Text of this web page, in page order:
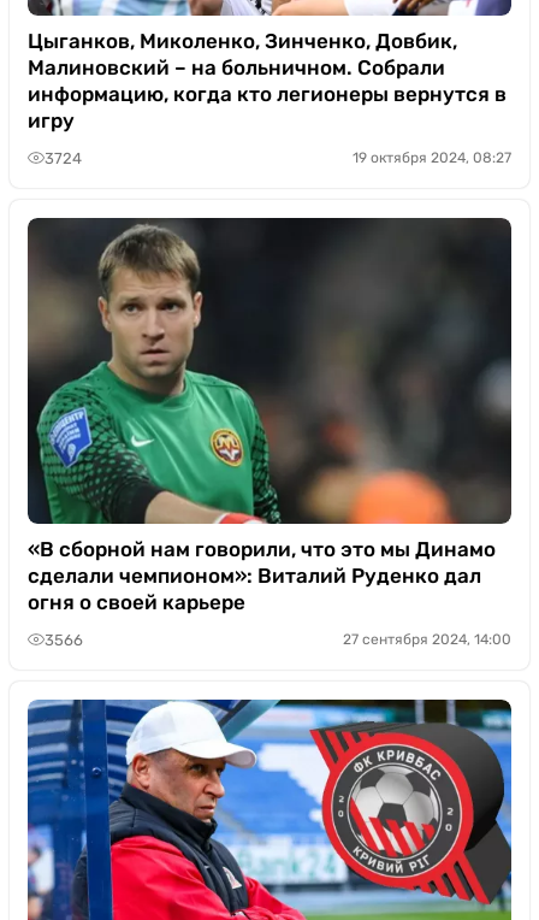
Цыганков, Миколенко, Зинченко, Довбик,
Малиновский – на больничном. Собрали
информацию, когда кто легионеры вернутся в
игру
3724 19 октября 2024, 08:27
«В сборной нам говорили, что это мы Динамо
сделали чемпионом»: Виталий Руденко дал
огня о своей карьере
3566 27 сентября 2024, 14:00